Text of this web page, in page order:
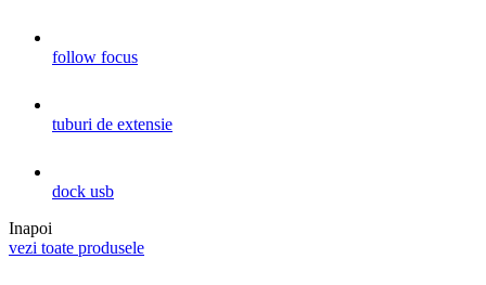
follow focus
tuburi de extensie
dock usb
Inapoi
vezi toate produsele